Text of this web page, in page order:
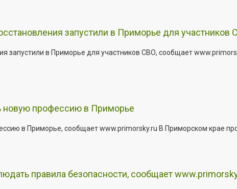
запустили в Приморье для участников
запустили в Приморье для участников СВО, сообщает
новую профессию в Приморье
в Приморье, сообщает www.primorsky.ru В Приморском крае
правила безопасности, сообщает